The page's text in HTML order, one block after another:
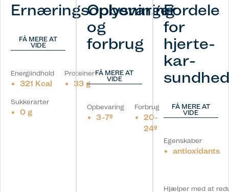
Ernæringsoplysninger
FÅ MERE AT
VIDE
Energiindhold
321 Kcal
Proteiner
33 g
Sukkerarter
0 g
Opbevaring
og
forbrug
FÅ MERE AT
VIDE
Opbevaring
3-7º
Forbrug
20-
24º
Fordele
for
hjerte-
kar-
sundhed
FÅ MERE AT
VIDE
Egenskaber
antioxidants
Hjælper med at